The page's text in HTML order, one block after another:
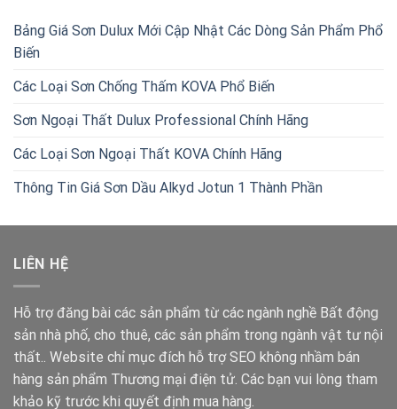
Bảng Giá Sơn Dulux Mới Cập Nhật Các Dòng Sản Phẩm Phổ
Biến
Các Loại Sơn Chống Thấm KOVA Phổ Biến
Sơn Ngoại Thất Dulux Professional Chính Hãng
Các Loại Sơn Ngoại Thất KOVA Chính Hãng
Thông Tin Giá Sơn Dầu Alkyd Jotun 1 Thành Phần
LIÊN HỆ
Hỗ trợ đăng bài các sản phẩm từ các ngành nghề Bất động
sản nhà phố, cho thuê, các sản phẩm trong ngành vật tư nội
thất.. Website chỉ mục đích hỗ trợ SEO không nhầm bán
hàng sản phẩm Thương mại điện tử. Các bạn vui lòng tham
khảo kỹ trước khi quyết định mua hàng.